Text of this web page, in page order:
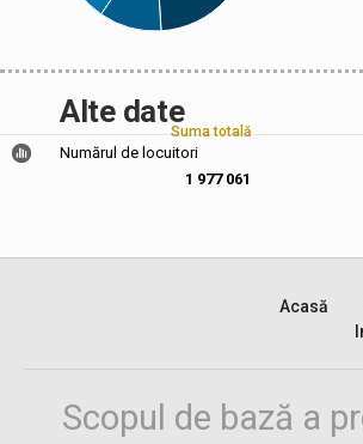
Alte date
Suma totală
Numărul de locuitori
1 977 061
Acasă
Scopul de bază a